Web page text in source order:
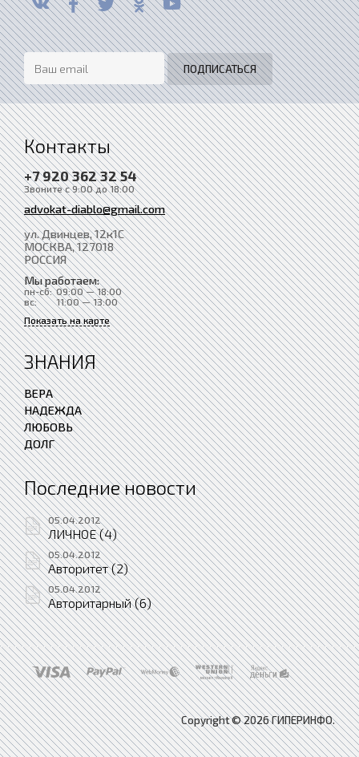
Контакты
+7 920 362 32 54
Звоните с 9:00 до 18:00
advokat-diablo@gmail.com
ул. Двинцев, 12к1С
МОСКВА, 127018
РОССИЯ
Мы работаем:
пн-сб: 09:00 — 18:00
вс:
11:00 — 13:00
Показать на карте
ЗНАНИЯ
ВЕРА
НАДЕЖДА
ЛЮБОВЬ
ДОЛГ
Последние новости
05.04.2012
ЛИЧНОЕ (4)
05.04.2012
Авторитет (2)
05.04.2012
Авторитарный (6)
Copyright © 2026 ГИПЕРИНФО.